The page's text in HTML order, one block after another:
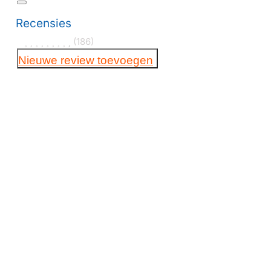
Recensies
(186)
Nieuwe review toevoegen